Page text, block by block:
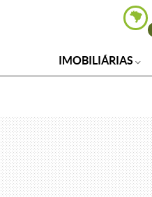
IMOBILIÁRIAS